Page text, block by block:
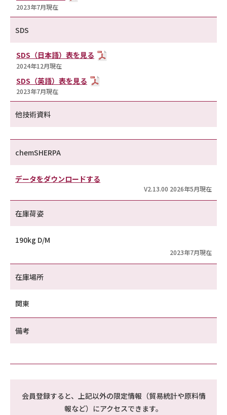
2023年7月現在
SDS
SDS（日本語）表を見る
2024年12月現在
SDS（英語）表を見る
2023年7月現在
他技術資料
chemSHERPA
データをダウンロードする
V2.13.00 2026年5月現在
在庫荷姿
190kg D/M
2023年7月現在
在庫場所
関東
備考
会員登録すると、上記以外の限定情報（貿易統計や原料情
報など）にアクセスできます。